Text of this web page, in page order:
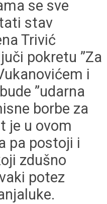
se sve
stav
Trivić
pokretu ”Za
i
”udarna
borbe za
je u ovom
pa postoji i
zdušno
potez